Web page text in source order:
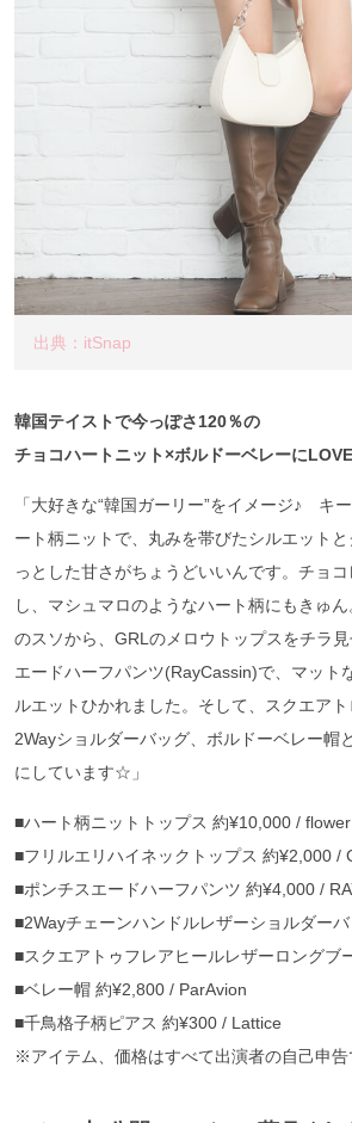
出典：itSnap
韓国テイストで今っぽさ120％の
チョコハートニット×ボルドーベレーにLOVE
「大好きな“韓国ガーリー”をイメージ♪ キ
ート柄ニットで、丸みを帯びたシルエット
っとした甘さがちょうどいいんです。チョ
し、マシュマロのようなハート柄にもきゅ
のスソから、GRLのメロウトップスをチラ
エードハーフパンツ(RayCassin)で、マット
ルエットひかれました。そして、スクエアト
2Wayショルダーバッグ、ボルドーベレー帽
にしています☆」
■ハート柄ニットトップス 約¥10,000 / flower
■フリルエリハイネックトップス 約¥2,000 /
■ポンチスエードハーフパンツ 約¥4,000 /
■2Wayチェーンハンドルレザーショルダー
■スクエアトゥフレアヒールレザーロングブ
■ベレー帽 約¥2,800 / ParAvion
■千鳥格子柄ピアス 約¥300 / Lattice
※アイテム、価格はすべて出演者の自己申告